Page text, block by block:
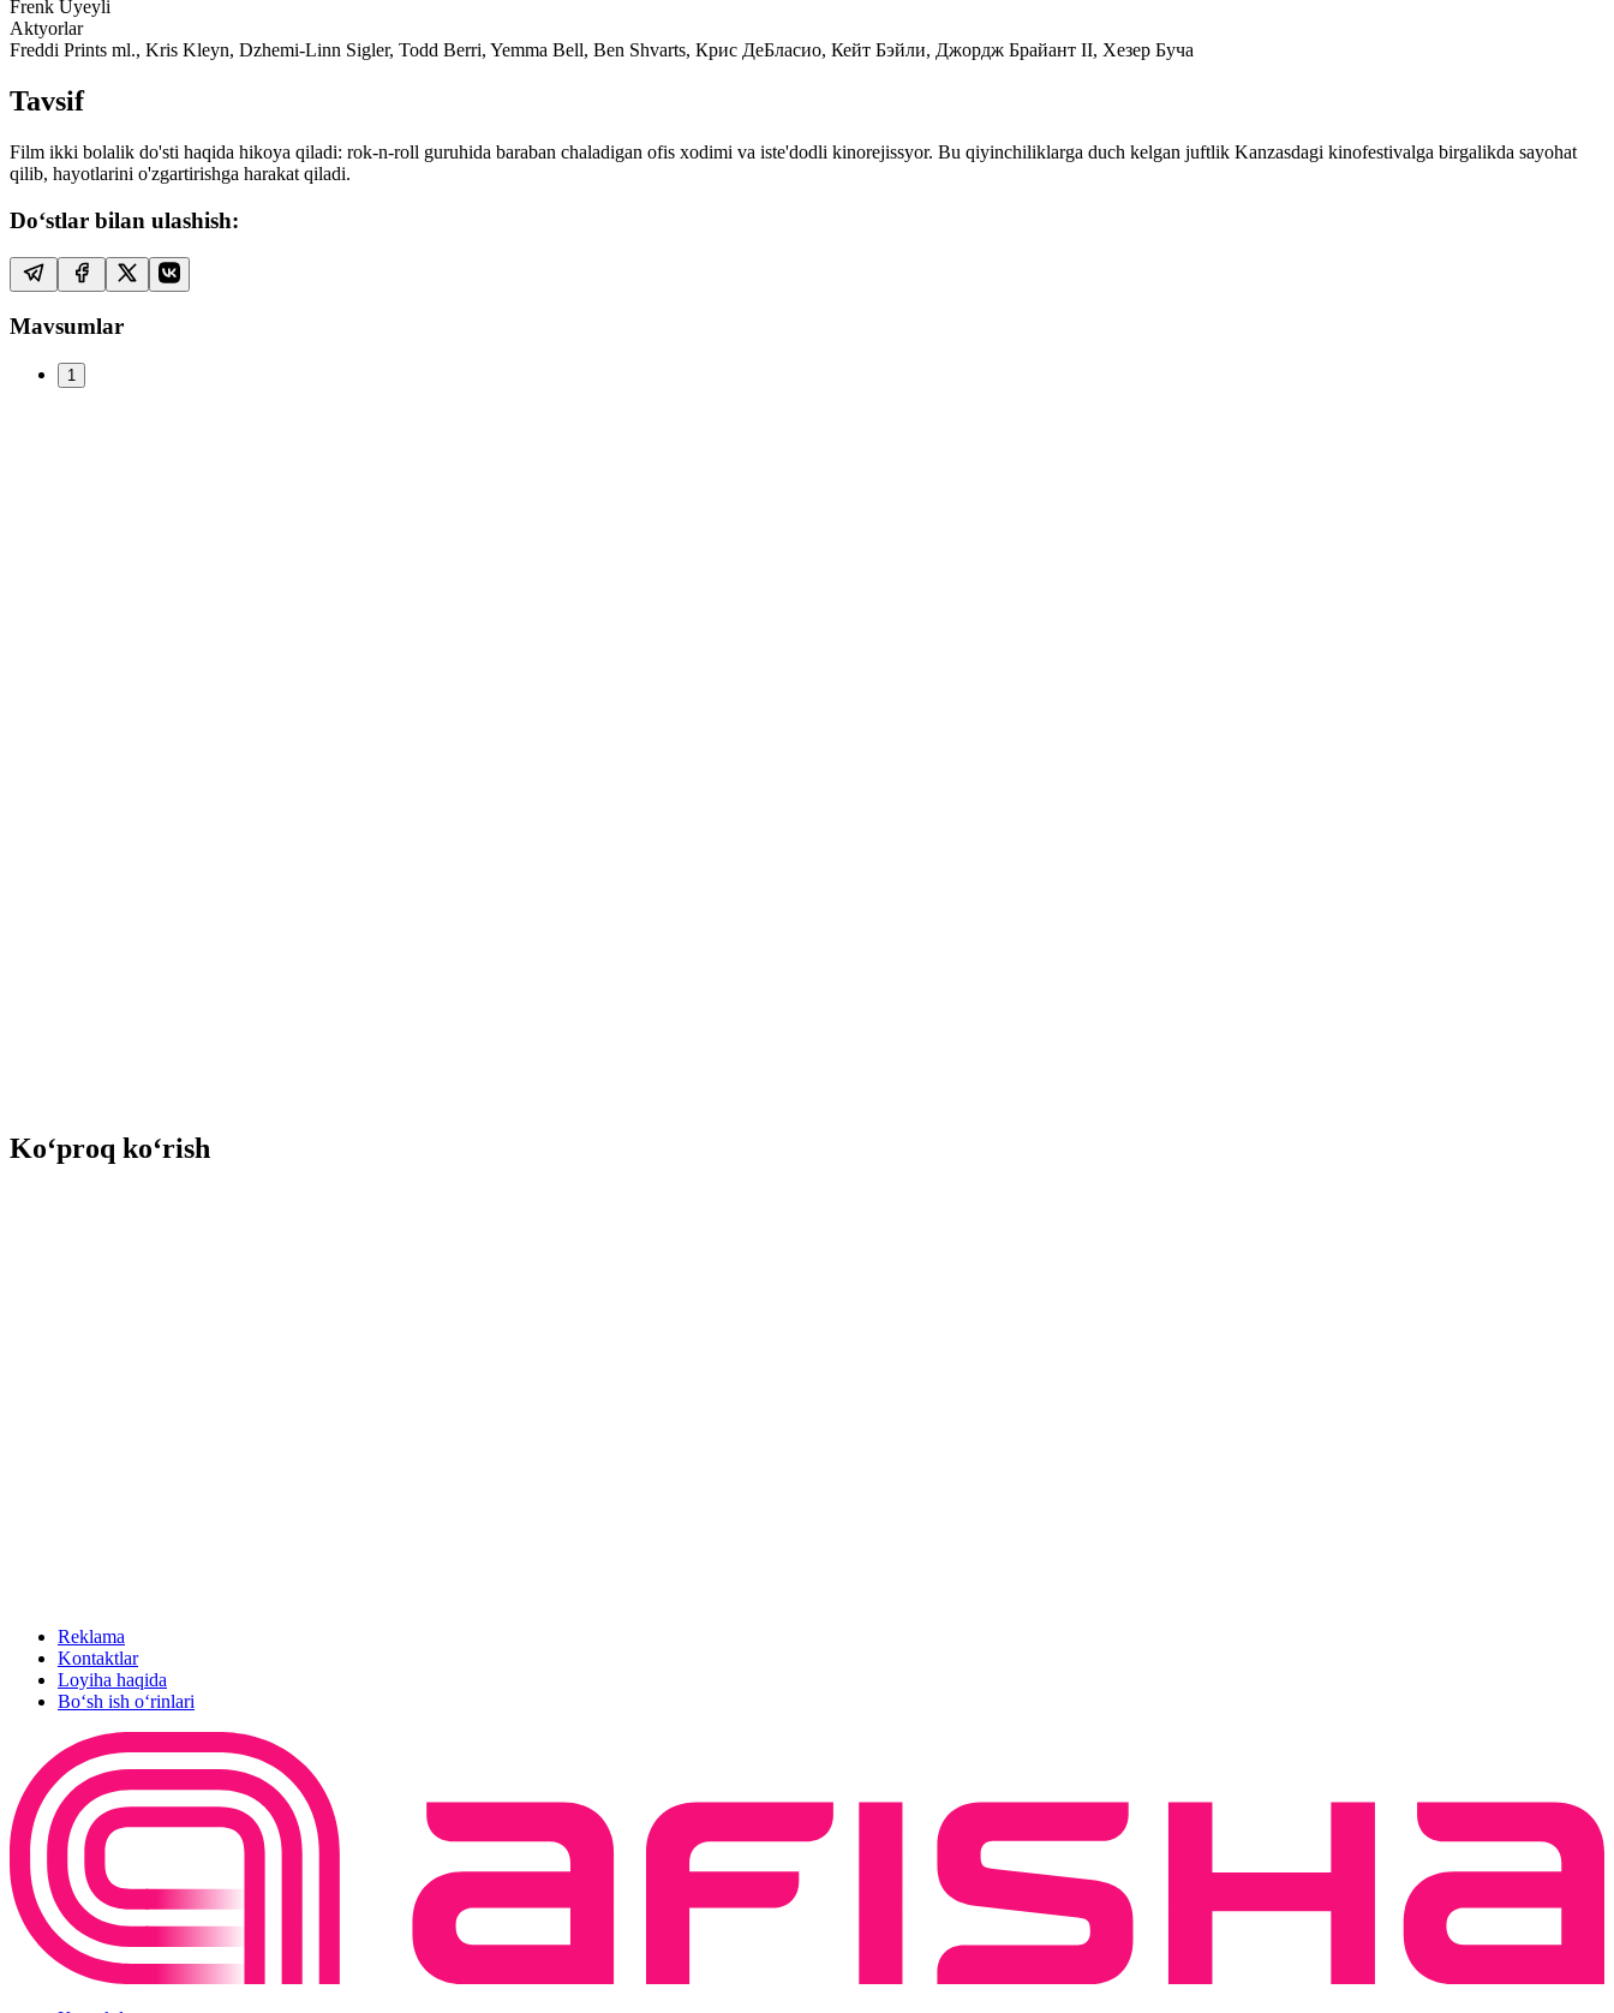
Frenk Uyeyli
Aktyorlar
Freddi Prints ml., Kris Kleyn, Dzhemi-Linn Sigler, Todd Berri, Yemma Bell, Ben Shvarts, Крис ДеБласио, Кейт Бэйли, Джордж Брайант II, Хезер Буча
Tavsif
Film ikki bolalik do'sti haqida hikoya qiladi: rok-n-roll guruhida baraban chaladigan ofis xodimi va iste'dodli kinorejissyor. Bu qiyinchiliklarga duch kelgan juftlik Kanzasdagi kinofestivalga birgalikda sayohat
qilib, hayotlarini o'zgartirishga harakat qiladi.
Do‘stlar bilan ulashish:
Mavsumlar
1
Ko‘proq ko‘rish
Reklama
Kontaktlar
Loyiha haqida
Bo‘sh ish o‘rinlari